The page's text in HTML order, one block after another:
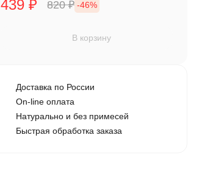
439 ₽ 820₽ -46%
В корзину
Доставка по России
On-line оплата
Натурально и без примесей
Быстрая обработка заказа